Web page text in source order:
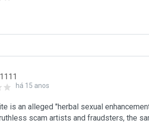
há 15 anos
is an alleged "herbal sexual
scam artists and fraudsters, the